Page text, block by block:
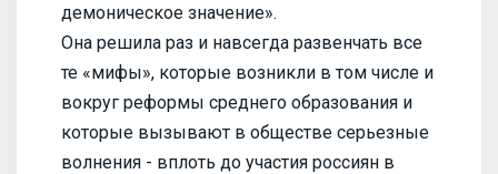
демоническое значение».
Она решила раз и навсегда развенчать все
те «мифы», которые возникли в том числе и
вокруг реформы среднего образования и
которые вызывают в обществе серьезные
волнения - вплоть до участия россиян в